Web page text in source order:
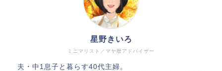
ミニマリスト／マヤ暦アドバイザー
星野きいろ
夫・中1息子と暮らす40代主婦。